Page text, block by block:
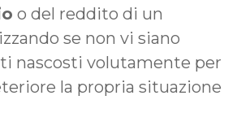
o del reddito di un
se non vi siano
nascosti volutamente per
la propria situazione